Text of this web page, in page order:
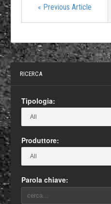
« Previous Article
RICERCA
Tipologia:
Produttore:
Parola chiave: